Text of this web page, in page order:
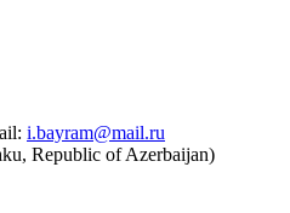
i.bayram@mail.ru
Republic of Azerbaijan)